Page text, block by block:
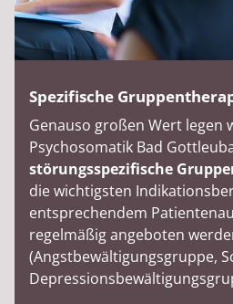
Spezifische
Genauso großen Wert legen
Psychosomatik Bad
störungsspezifische
die wichtigsten
entsprechendem
regelmäßig angeboten
(Angstbewältigungsgruppe,